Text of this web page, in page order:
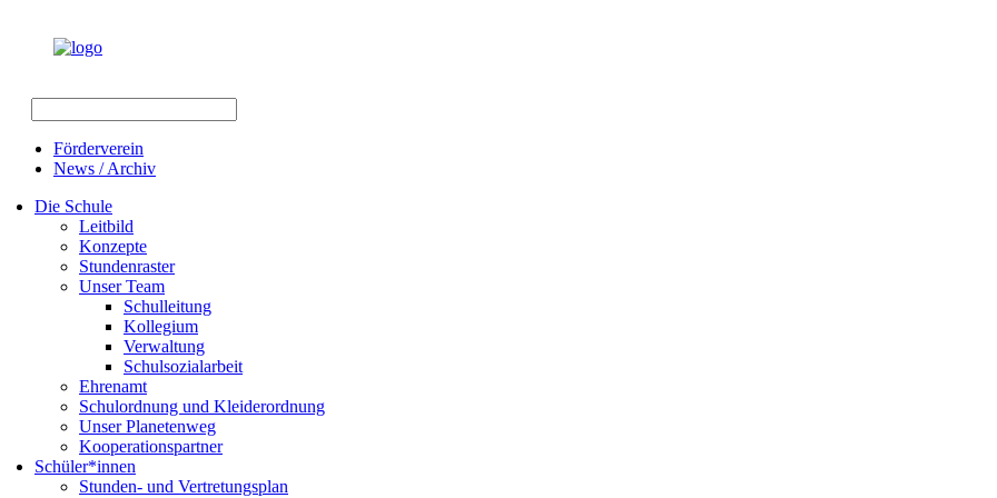
Förderverein
News / Archiv
Die Schule
Leitbild
Konzepte
Stundenraster
Unser Team
Schulleitung
Kollegium
Verwaltung
Schulsozialarbeit
Ehrenamt
Schulordnung und Kleiderordnung
Unser Planetenweg
Kooperationspartner
Schüler*innen
Stunden- und Vertretungsplan